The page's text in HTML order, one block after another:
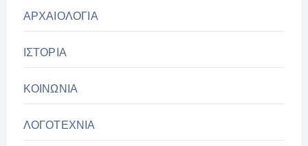
ΑΡΧΑΙΟΛΟΓΙΑ
ΙΣΤΟΡΙΑ
ΚΟΙΝΩΝΙΑ
ΛΟΓΟΤΕΧΝΙΑ